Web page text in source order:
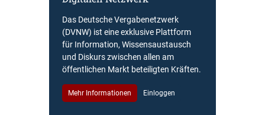
Das Deutsche Vergabenetzwerk
(DVNW) ist eine exklusive Plattform
für Information, Wissensaustausch
und Diskurs zwischen allen am
öffentlichen Markt beteiligten Kräften.
Mehr Informationen Einloggen